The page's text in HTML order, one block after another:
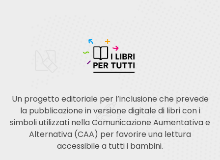
Un progetto editoriale per l’inclusione che prevede
la pubblicazione in versione digitale di libri con i
simboli utilizzati nella Comunicazione Aumentativa e
Alternativa (CAA) per favorire una lettura
accessibile a tutti i bambini.